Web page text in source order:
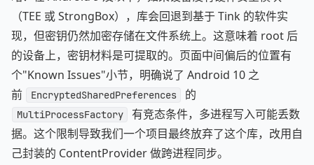
（TEE 或 StrongBox），库会回退到基于 Tink 的软件实
现，但密钥仍然加密存储在文件系统上。这意味着 root 后
的设备上，密钥材料是可提取的。页面中间偏后的位置有
个"Known Issues"小节，明确说了 Android 10 之
前
EncryptedSharedPreferences 的
MultiProcessFactory
有竞态条件，多进程写入可能丢数
据。这个限制导致我们一个项目最终放弃了这个库，改用自
己封装的 ContentProvider 做跨进程同步。